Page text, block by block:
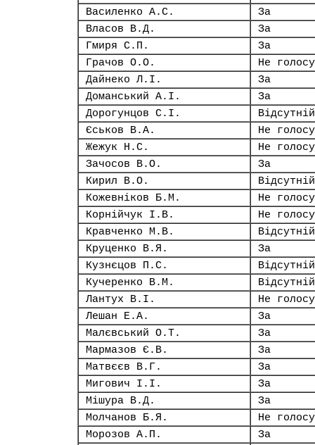
Василенко А.С.
За
Власов В.Д.
За
Гмиря С.П.
За
Грачов О.О.
Не
Дайнеко Л.І.
За
Доманський А.І.
За
Дорогунцов С.І.
Відсутній
Єськов В.А.
Не
Жежук Н.С.
Не
Зачосов В.О.
За
Кирил В.О.
Відсутній
Кожевніков Б.М.
Не
Корнійчук І.В.
Не
Кравченко М.В.
Відсутній
Круценко В.Я.
За
Кузнєцов П.С.
Відсутній
Кучеренко В.М.
Відсутній
Лантух В.І.
Не
Лешан Е.А.
За
Малєвський О.Т.
За
Мармазов Є.В.
За
Матвєєв В.Г.
За
Мигович І.І.
За
Мішура В.Д.
За
Молчанов Б.Я.
Не
Морозов А.П.
За